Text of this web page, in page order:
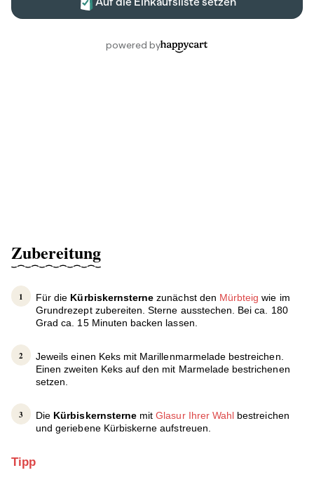
Zubereitung
Für die Kürbiskernsternezunächst den Mürbteig wie im
Grundrezept zubereiten. Sterne ausstechen. Bei ca. 180
Grad ca. 15 Minuten backen lassen.
Jeweils einen Keks mit Marillenmarmelade bestreichen.
Einen zweiten Keks auf den mit Marmelade bestrichenen
setzen.
Die Kürbiskernsterne mitGlasur Ihrer Wahl bestreichen
und geriebene Kürbiskerne aufstreuen.
Tipp